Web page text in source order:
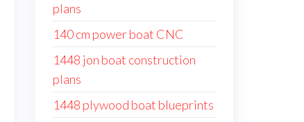
plans
140 cm power boat CNC
1448 jon boat construction
plans
1448 plywood boat blueprints